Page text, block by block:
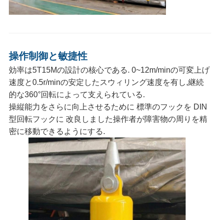
US
図
プ
ラ
イ
操作制御と敏捷性
効率は5T15Mの設計の核心である. 0~12m/minの可変上げ
速度と0.5r/minの安定したスウィリング速度を有し,継続
的な360°回転によって支えられている.
操縦能力をさらに向上させるために 標準のフックを DIN
型回転フックに 改良しました操作者が障害物の周りを精
密に移動できるようにする.